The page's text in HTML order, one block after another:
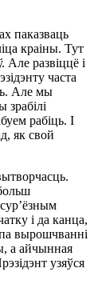
паказваць
краіны. Тут
развіццё і
часта
Але мы
рабіць. І
як свой
і да канца,
вырошчванні
а айчынная
узяўся